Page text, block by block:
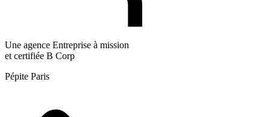
Une agence Entreprise à mission
et certifiée B Corp
Pépite Paris